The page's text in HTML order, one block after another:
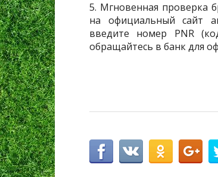
5. Мгновенная проверка
на официальный сайт
введите номер PNR
обращайтесь в банк для